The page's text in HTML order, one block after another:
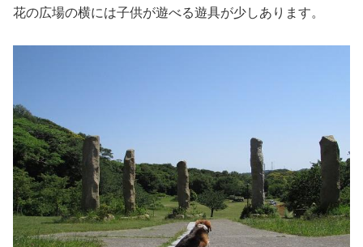
花の広場の横には子供が遊べる遊具が少しあります。